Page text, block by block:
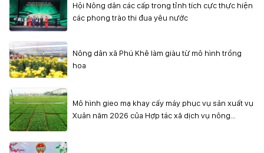
Hội Nông dân các cấp trong tỉnh tích cực thực hiện
các phong trào thi đua yêu nước
Nông dân xã Phú Khê làm giàu từ mô hình trồng
hoa
Mô hình gieo mạ khay cấy máy phục vụ sản xuất vụ
Xuân năm 2026 của Hợp tác xã dịch vụ nông